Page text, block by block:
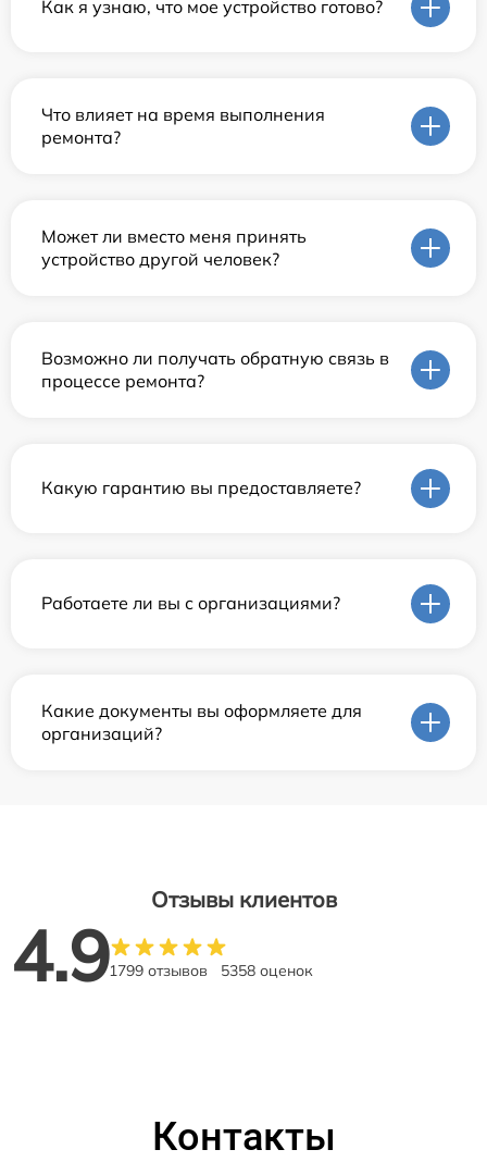
Как я узнаю, что мое устройство готово?
Что влияет на время выполнения
ремонта?
Может ли вместо меня принять
устройство другой человек?
Возможно ли получать обратную связь в
процессе ремонта?
Какую гарантию вы предоставляете?
Работаете ли вы с организациями?
Какие документы вы оформляете для
организаций?
Отзывы клиентов
4.91799 отзывов 5358 оценок
Контакты